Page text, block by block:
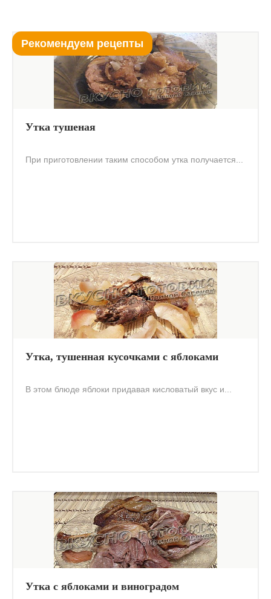
Рекомендуем рецепты
Утка тушеная
При приготовлении таким способом утка получается...
Утка, тушенная кусочками с яблоками
В этом блюде яблоки придавая кисловатый вкус и...
Утка с яблоками и виноградом